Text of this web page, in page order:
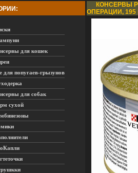
для кошек
для попугаев-грызунов
для собак
сухой
КОНСЕРВЫ
ОПЕРАЦИИ, 195